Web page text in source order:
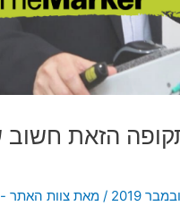
הזאת
/ מאת צוות האתר -